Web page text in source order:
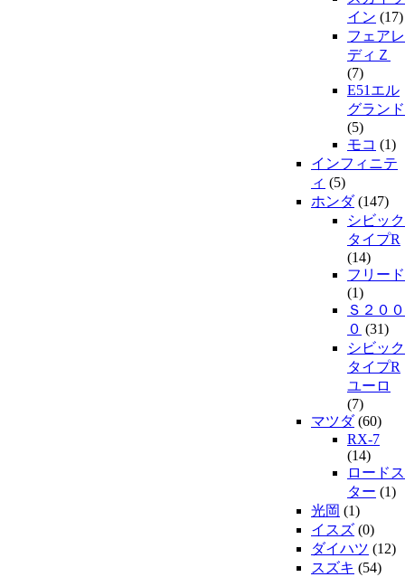
イン (17)
フェアレ
ディＺ
(7)
E51エル
グランド
(5)
モコ (1)
インフィニテ
ィ (5)
ホンダ(147)
シビック
タイプR
(14)
フリード
(1)
Ｓ２００
０ (31)
シビック
タイプR
ユーロ
(7)
マツダ(60)
RX-7
(14)
ロードス
ター (1)
光岡 (1)
イスズ (0)
ダイハツ (12)
スズキ (54)